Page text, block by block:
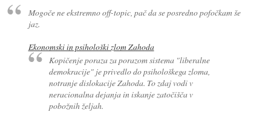
Mogoče ne ekstremno off-topic, pač da se posredno pofočkam še
jaz.
Ekonomski in psihološki zlom Zahoda
Kopičenje poraza za porazom sistema "liberalne
demokracije" je privedlo do psihološkega zloma,
notranje dislokacije Zahoda. To zdaj vodi v
neracionalna dejanja in iskanje zatočišča v
pobožnih željah.